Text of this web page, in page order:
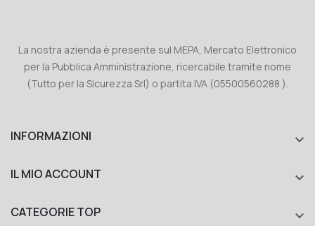
La nostra azienda è presente sul MEPA, Mercato Elettronico
per la Pubblica Amministrazione, ricercabile tramite nome
(Tutto per la Sicurezza Srl) o partita IVA (05500560288 ).
INFORMAZIONI 
IL MIO ACCOUNT 
CATEGORIE TOP 